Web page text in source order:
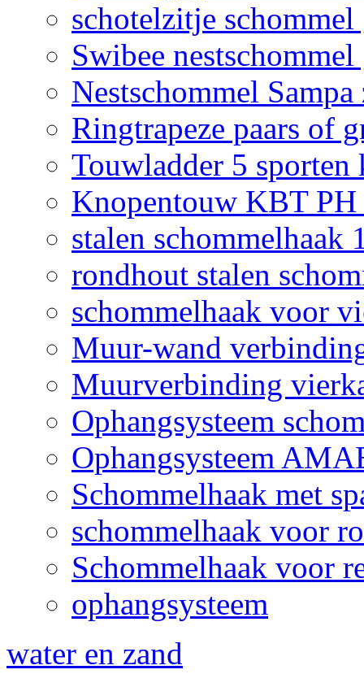
schotelzitje
Swibee nestschommel
Nestschommel
Ringtrapeze paars of
Touwladder 5 sporten
Knopentouw KBT
stalen schommelhaak
rondhout stalen
schommelhaak voor
Muur-wand
Muurverbinding
Ophangsysteem
Ophangsysteem
Schommelhaak met
schommelhaak voor
Schommelhaak voor
ophangsysteem
water en zand